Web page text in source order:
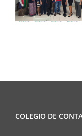
COLEGIO DE